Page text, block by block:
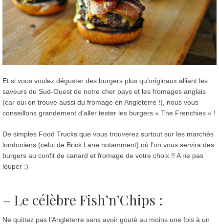
Et si vous voulez déguster des burgers plus qu’originaux alliant les
saveurs du Sud-Ouest de notre cher pays et les fromages anglais
(car oui on trouve aussi du fromage en Angleterre !), nous vous
conseillons grandement d’aller tester les burgers « The Frenchies » !
De simples Food Trucks que vous trouverez surtout sur les marchés
londoniens (celui de Brick Lane notamment) où l’on vous servira des
burgers au confit de canard et fromage de votre choix !! A ne pas
louper :)
– Le célèbre Fish’n’Chips :
Ne quittez pas l’Angleterre sans avoir gouté au moins une fois à un